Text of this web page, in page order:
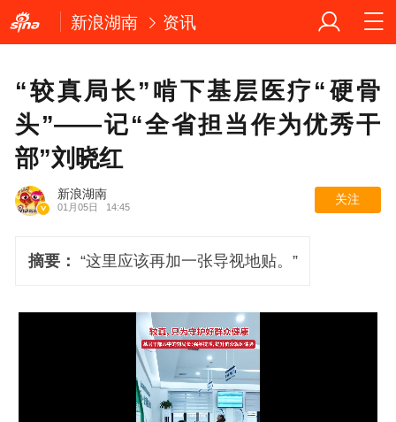
新浪湖南 资讯
“较真局长”啃下基层医疗“硬骨
头”——记“全省担当作为优秀干
部”刘晓红
新浪湖南
01月05日 14:45
关注
摘要： “这里应该再加一张导视地贴。”